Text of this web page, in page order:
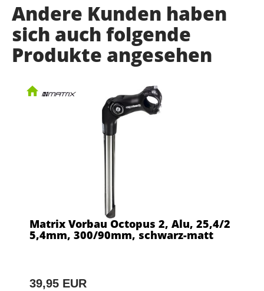
Andere Kunden haben
sich auch folgende
Produkte angesehen
Matrix Vorbau Octopus 2, Alu, 25,4/2
5,4mm, 300/90mm, schwarz-matt
39,95 EUR